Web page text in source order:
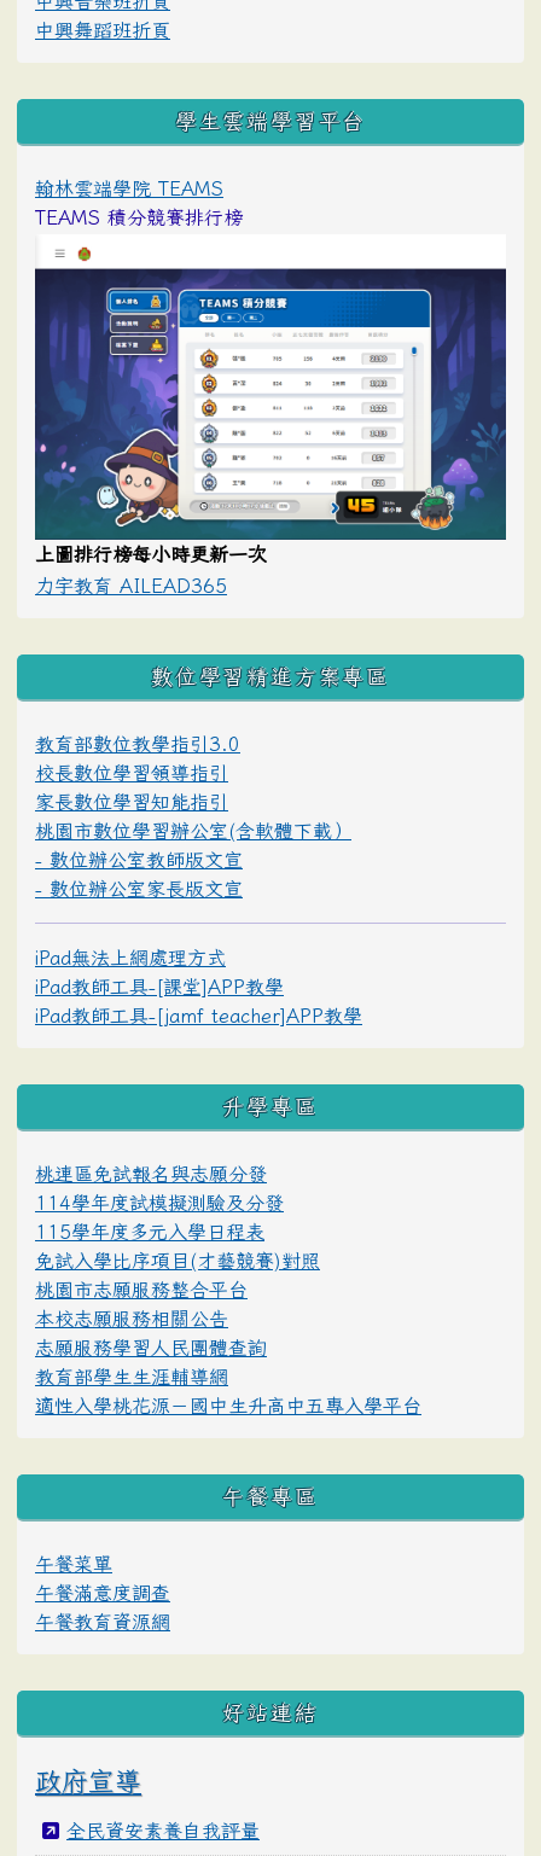
中興舞蹈班折頁
學生雲端學習平台
翰林雲端學院 TEAMS
TEAMS 積分競賽排行榜
上圖排行榜每小時更新一次
力宇教育 AILEAD365
數位學習精進方案專區
教育部數位教學指引3.0
校長數位學習領導指引
家長數位學習知能指引
桃園市數位學習辦公室(含軟體下載）
- 數位辦公室教師版文宣
- 數位辦公室家長版文宣
iPad無法上網處理方式
iPad教師工具-[課堂]APP教學
iPad教師工具-[jamf teacher]APP教學
升學專區
桃連區免試報名與志願分發
114學年度試模擬測驗及分發
115學年度多元入學日程表
免試入學比序項目(才藝競賽)對照
桃園市志願服務整合平台
本校志願服務相關公告
志願服務學習人民團體查詢
教育部學生生涯輔導網
適性入學桃花源－國中生升高中五專入學平台
午餐專區
午餐菜單
午餐滿意度調查
午餐教育資源網
好站連結
政府宣導
全民資安素養自我評量